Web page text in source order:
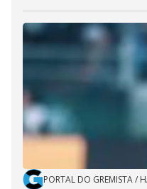
PORTAL DO GREMISTA/